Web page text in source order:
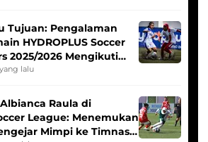
Tujuan: Pengalaman
HYDROPLUS Soccer
2025/2026 Mengikuti
Putri
lalu
Raula di
League: Menemukan
Mimpi ke Timnas